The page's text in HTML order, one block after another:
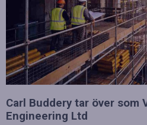
Carl Buddery tar över som
Engineering Ltd